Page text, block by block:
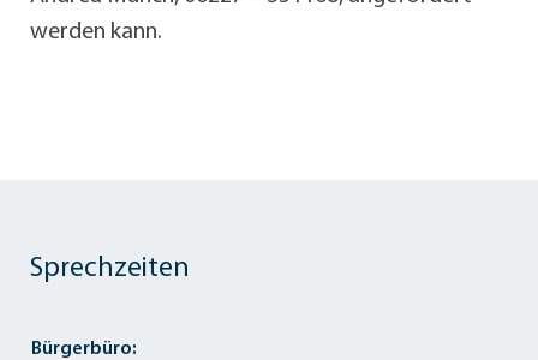
werden kann.
Sprechzeiten
Bürgerbüro: